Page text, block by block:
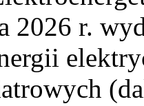
2026 r.